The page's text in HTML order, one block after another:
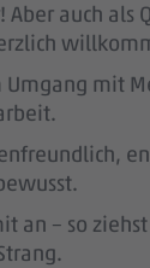
Aber auch als
Umgang mit
an – so